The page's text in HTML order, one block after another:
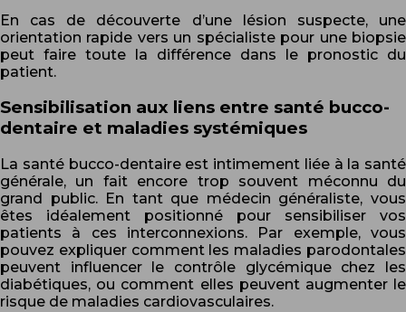
En cas de découverte d’une lésion suspecte, une
orientation rapide vers un spécialiste pour une biopsie
peut faire toute la différence dans le pronostic du
patient.
Sensibilisation aux liens entre santé bucco-
dentaire et maladies systémiques
La santé bucco-dentaire est intimement liée à la santé
générale, un fait encore trop souvent méconnu du
grand public. En tant que médecin généraliste, vous
êtes idéalement positionné pour sensibiliser vos
patients à ces interconnexions. Par exemple, vous
pouvez expliquer comment les maladies parodontales
peuvent influencer le contrôle glycémique chez les
diabétiques, ou comment elles peuvent augmenter le
risque de maladies cardiovasculaires.